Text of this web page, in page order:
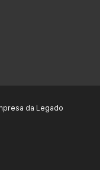
da Legado